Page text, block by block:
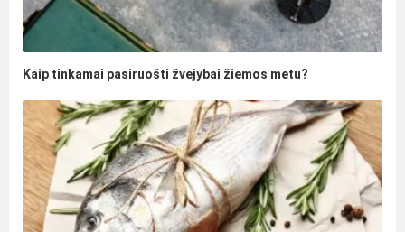
Kaip tinkamai pasiruošti žvejybai žiemos metu?